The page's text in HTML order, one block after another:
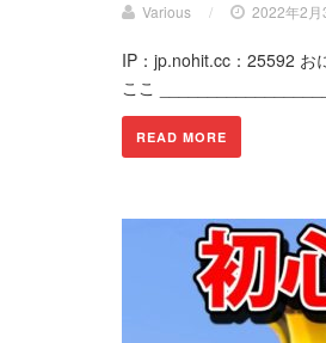
Various / 2022年2月
IP：jp.nohit.cc：25592
ここ
READ MORE